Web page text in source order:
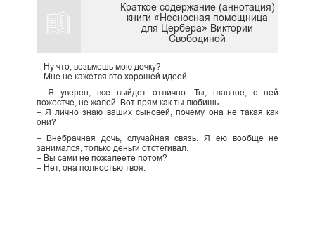
Краткое содержание (аннотация)
книги «Несносная помощница
для Цербера» Виктории
Свободиной
– Ну что, возьмешь мою дочку?
– Мне не кажется это хорошей идеей.
– Я уверен, все выйдет отлично. Ты, главное, с ней
пожестче, не жалей. Вот прям как ты любишь.
– Я лично знаю ваших сыновей, почему она не такая как
они?
– Внебрачная дочь, случайная связь. Я ею вообще не
занимался, только деньги отстегивал.
– Вы сами не пожалеете потом?
– Нет, она полностью твоя.